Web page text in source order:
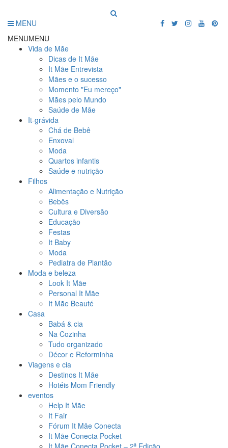
MENU
MENUMENU
Vida de Mãe
Dicas de It Mãe
It Mãe Entrevista
Mães e o sucesso
Momento "Eu mereço"
Mães pelo Mundo
Saúde de Mãe
It-grávida
Chá de Bebê
Enxoval
Moda
Quartos infantis
Saúde e nutrição
Filhos
Alimentação e Nutrição
Bebês
Cultura e Diversão
Educação
Festas
It Baby
Moda
Pediatra de Plantão
Moda e beleza
Look It Mãe
Personal It Mãe
It Mãe Beauté
Casa
Babá & cia
Na Cozinha
Tudo organizado
Décor e Reforminha
Viagens e cia
Destinos It Mãe
Hotéis Mom Friendly
eventos
Help It Mãe
It Fair
Fórum It Mãe Conecta
It Mãe Conecta Pocket
It Mãe Conecta Pocket – 2ª Edição